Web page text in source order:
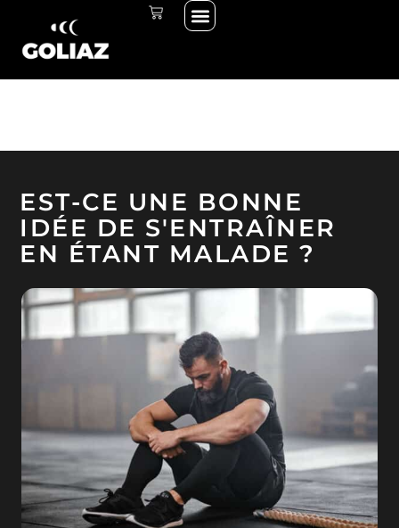
contenu
Menu
PANIER
EST-CE UNE BONNE
IDÉE DE S'ENTRAÎNER
EN ÉTANT MALADE ?